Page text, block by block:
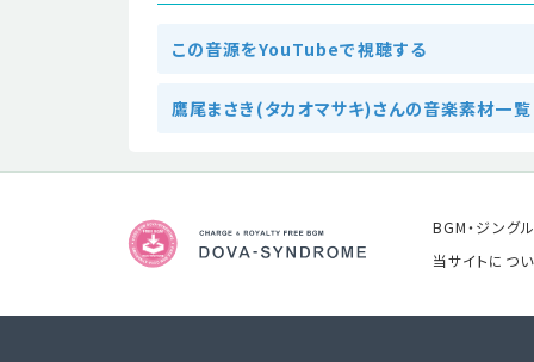
この音源をYouTubeで視聴する
鷹尾まさき(タカオマサキ)さんの音楽素材一覧
BGM・ジングル
当サイトにつ